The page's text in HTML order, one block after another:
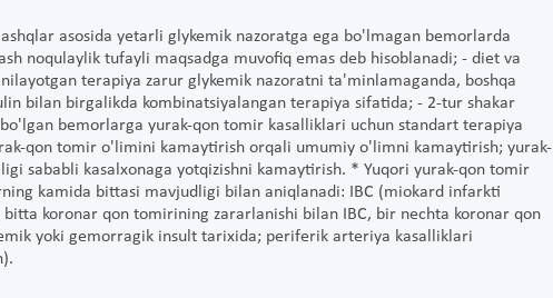
asosida yetarli glykemik nazoratga ega bo'lmagan bemorlarda
noqulaylik tufayli maqsadga muvofiq emas deb hisoblanadi; - diet va
terapiya zarur glykemik nazoratni ta'minlamaganda, boshqa
bilan birgalikda kombinatsiyalangan terapiya sifatida; - 2-tur shakar
bemorlarga yurak-qon tomir kasalliklari uchun standart terapiya
qon tomir o'limini kamaytirish orqali umumiy o'limni kamaytirish; yurak-
sababli kasalxonaga yotqizishni kamaytirish. * Yuqori yurak-qon tomir
kamida bittasi mavjudligi bilan aniqlanadi: IBC (miokard infarkti
koronar qon tomirining zararlanishi bilan IBC, bir nechta koronar qon
yoki gemorragik insult tarixida; periferik arteriya kasalliklari